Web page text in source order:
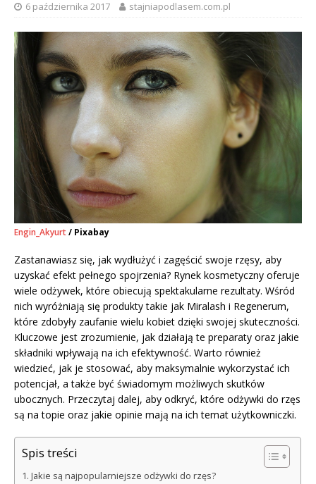
6 października 2017 stajniapodlasem.com.pl
Engin_Akyurt/ Pixabay
Zastanawiasz się, jak wydłużyć i zagęścić swoje rzęsy, aby
uzyskać efekt pełnego spojrzenia? Rynek kosmetyczny oferuje
wiele odżywek, które obiecują spektakularne rezultaty. Wśród
nich wyróżniają się produkty takie jak Miralash i Regenerum,
które zdobyły zaufanie wielu kobiet dzięki swojej skuteczności.
Kluczowe jest zrozumienie, jak działają te preparaty oraz jakie
składniki wpływają na ich efektywność. Warto również
wiedzieć, jak je stosować, aby maksymalnie wykorzystać ich
potencjał, a także być świadomym możliwych skutków
ubocznych. Przeczytaj dalej, aby odkryć, które odżywki do rzęs
są na topie oraz jakie opinie mają na ich temat użytkowniczki.
Spis treści
Jakie są najpopularniejsze odżywki do rzęs?